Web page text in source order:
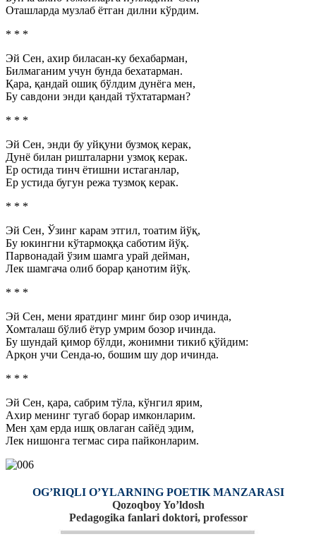
Оташларда музлаб ётган дилни кўрдим.
* * *
Эй Сен, ахир биласан-ку бехабарман,
Билмаганим учун бунда бехатарман.
Қара, қандай ошиқ бўлдим дунёга мен,
Бу савдони энди қандай тўхтатарман?
* * *
Эй Сен, энди бу уйқуни бузмоқ керак,
Дунё билан ришталарни узмоқ керак.
Ер остида тинч ётишни истаганлар,
Ер устида бугун режа тузмоқ керак.
* * *
Эй Сен, Ўзинг карам этгил, тоатим йўқ,
Бу юкингни кўтармоққа саботим йўқ.
Парвонадай ўзим шамга урай дейман,
Лек шамгача олиб борар қанотим йўқ.
* * *
Эй Сен, мени яратдинг минг бир озор ичинда,
Хомталаш бўлиб ётур умрим бозор ичинда.
Бу шундай қимор бўлди, жонимни тикиб қўйдим:
Арқон учи Сенда-ю, бошим шу дор ичинда.
* * *
Эй Сен, қара, сабрим тўла, кўнгил ярим,
Ахир менинг тугаб борар имконларим.
Мен ҳам ерда ишқ овлаган сайёд эдим,
Лек нишонга тегмас сира пайконларим.
OG’RIQLI O’YLARNING POETIK MANZARASI
Qozoqboy Yo’ldosh
Pedagogika fanlari doktori, professor